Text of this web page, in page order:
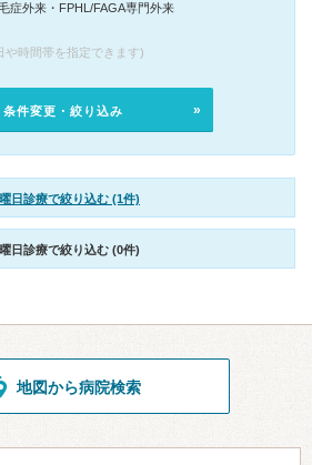
症外来・FPHL/FAGA専門外来
や時間帯を指定できます)
条件変更・絞り込み
日診療で絞り込む (1件)
日診療で絞り込む (0件)
地図から病院検索